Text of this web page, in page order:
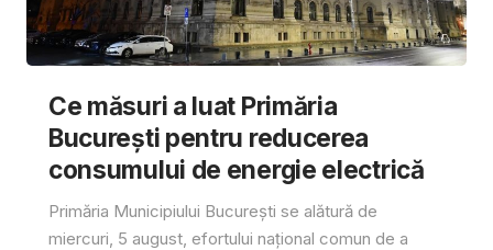
Ce măsuri a luat Primăria
București pentru reducerea
consumului de energie electrică
Primăria Municipiului București se alătură de
miercuri, 5 august, efortului național comun de a